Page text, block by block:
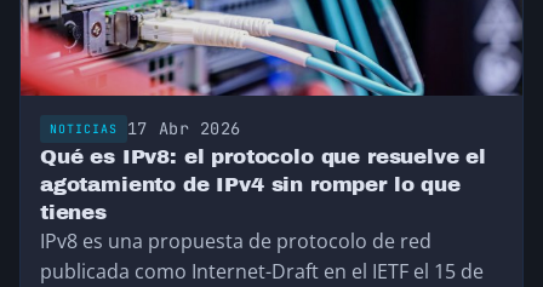
NOTICIAS 17 Abr 2026
Qué es IPv8: el protocolo que resuelve el
agotamiento de IPv4 sin romper lo que
tienes
IPv8 es una propuesta de protocolo de red
publicada como Internet-Draft en el IETF el 15 de